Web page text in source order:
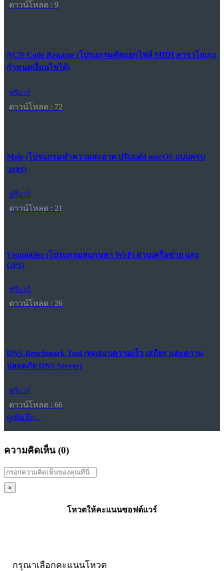
ดาวน์โหลด : 9
NCN Code Rename (โปรแกรมคัดแยกไฟล์ MIDI คาราโอเกะ
กำหนดเงื่อนไขได้)
ฟรีแวร์
ดาวน์โหลด : 72
Mole (โปรแกรมทำความสะอาด ปรับแต่ง macOS แบบครบ
วงจร)
ฟรีแวร์
ดาวน์โหลด : 21
Vistumbler (โปรแกรมสแกนหา Wi-Fi ผ่านเครือข่าย และ
GPS)
ฟรีแวร์
ดาวน์โหลด : 26
DNS Benchmark Tool (ทดสอบความเร็ว เสถียร และความ
ปลอดภัย DNS Server)
ฟรีแวร์
ดาวน์โหลด : 66
ดูเพิ่มอีก...
ความคิดเห็น (0)
×
โหวตให้คะแนนซอฟต์แวร์
กรุณาเลือกคะแนนโหวต